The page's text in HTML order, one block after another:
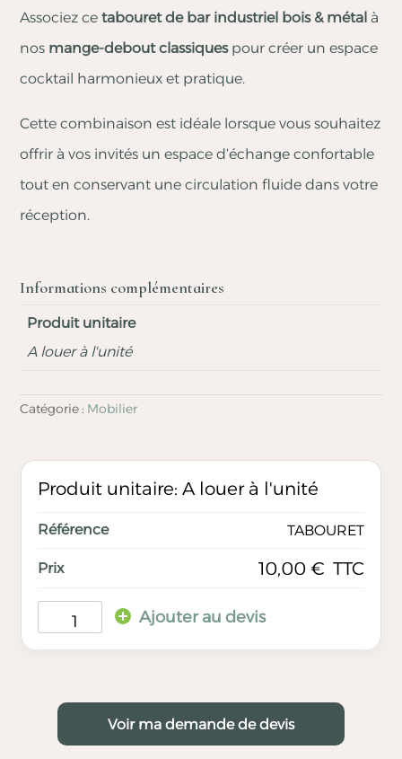
Associez cetabouret de bar industriel bois & métal à
nos mange-debout classiquespour créer un espace
cocktail harmonieux et pratique.
Cette combinaison est idéale lorsque vous souhaitez
offrir à vos invités un espace d’échange confortable
tout en conservant une circulation fluide dans votre
réception.
Informations complémentaires
Produit unitaire
A louer à l'unité
Catégorie : Mobilier
Produit unitaire: A louer à l'unité
TABOURET
10,00 € TTC
Ajouter au devis
Voir ma demande de devis